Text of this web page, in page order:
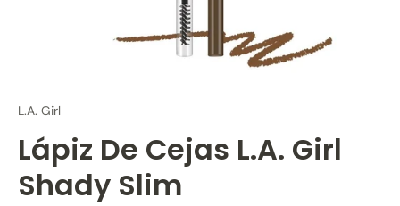
L.A. Girl
Lápiz De Cejas L.A. Girl
Shady Slim